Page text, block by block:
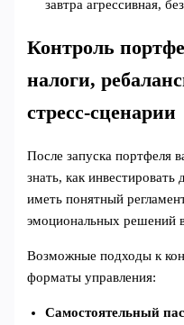
завтра агрессивная,
Контроль
налоги,
стресс‑сценарии
После запуска портфеля
знать, как
иметь понятный
эмоциональных решений
Возможные подходы к
форматы управления:
Самостоятельный